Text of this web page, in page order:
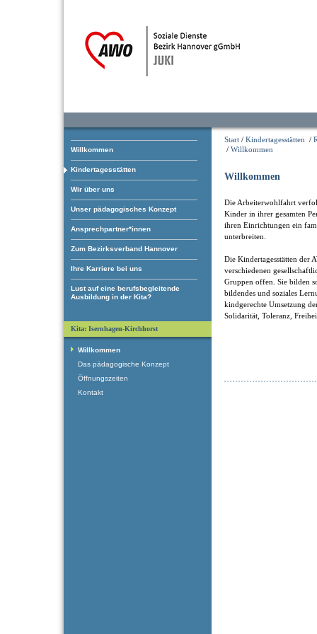
Willkommen
Kindertagesstätten
Wir über uns
Unser pädagogisches Konzept
Ansprechpartner*innen
Zum Bezirksverband Hannover
Ihre Karriere bei uns
Lust auf eine berufsbegleitende
Ausbildung in der Kita?
Start / Kindertagesstätten /
/ Willkommen
Willkommen
Die Arbeiterwohlfahrt
Kinder in ihrer gesamten
ihren Einrichtungen ein
unterbreiten.
Die Kindertagesstätten der
verschiedenen
Gruppen offen. Sie bilden
bildendes und soziales
kindgerechte Umsetzung
Solidarität, Toleranz,
Kita: Isernhagen-Kirchhorst
Willkommen
Das pädagogische Konzept
Öffnungszeiten
Kontakt